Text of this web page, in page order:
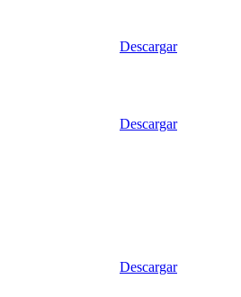
Descargar
Descargar
Descargar